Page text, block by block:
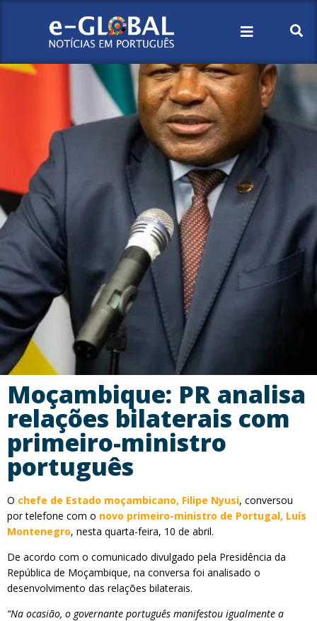
Moçambique: PR analisa
relações bilaterais com
primeiro-ministro
português
O chefe de Estado moçambicano, Filipe Nyusi, conversou
por telefone com o novo primeiro-ministro de Portugal, Luís
Montenegro, nesta quarta-feira, 10 de abril.
De acordo com o comunicado divulgado pela Presidência da
República de Moçambique, na conversa foi analisado o
desenvolvimento das relações bilaterais.
“Na ocasião, o governante português manifestou igualmente a